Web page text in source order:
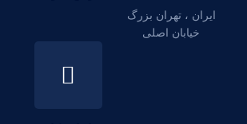
ایران ، تهران بزرگ
خیابان اصلی